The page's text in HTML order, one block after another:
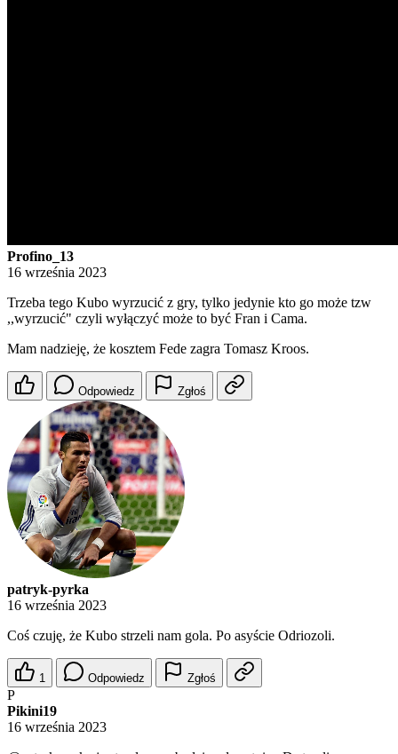
Profino_13
16 września 2023
Trzeba tego Kubo wyrzucić z gry, tylko jedynie kto go może tzw
,,wyrzucić" czyli wyłączyć może to być Fran i Cama.
Mam nadzieję, że kosztem Fede zagra Tomasz Kroos.
Odpowiedz Zgłoś
patryk-pyrka
16 września 2023
Coś czuję, że Kubo strzeli nam gola. Po asyście Odriozoli.
1 Odpowiedz Zgłoś
P
Pikini19
16 września 2023